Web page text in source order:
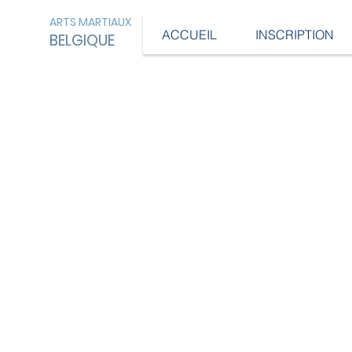
ARTS MARTIAUX
BELGIQUE ACCUEIL INSCRIPTION